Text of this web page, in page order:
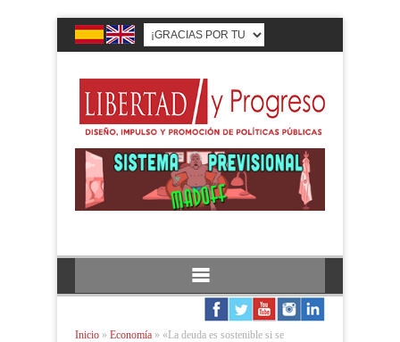
Inicio » Economía » «La deuda es sostenible si se